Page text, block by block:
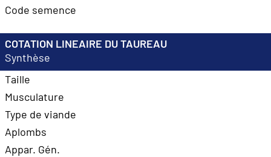
Code semence
COTATION LINEAIRE DU TAUREAU
Synthèse
Taille
Musculature
Type de viande
Aplombs
Appar. Gén.